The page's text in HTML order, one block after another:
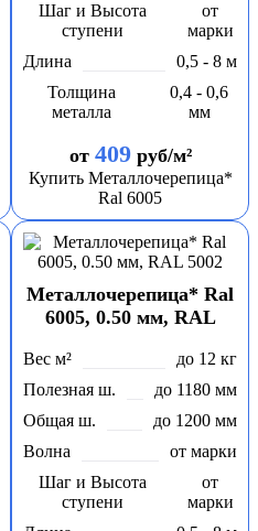
Шаг и Высота
ступени
от
марки
Длина
0,5 - 8 м
Толщина
металла
0,4 - 0,6
мм
от 409руб/м²
Купить Металлочерепица*
Ral 6005
Металлочерепица* Ral
6005, 0.50 мм, RAL
Вес м²
до 12 кг
Полезная ш.
до 1180 мм
Общая ш.
до 1200 мм
Волна
от марки
Шаг и Высота
ступени
от
марки